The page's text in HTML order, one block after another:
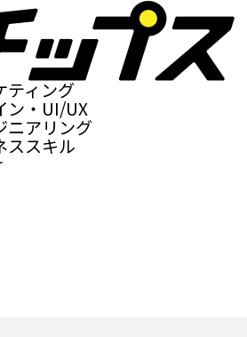
ティング
ン・UI/UX
ニアリング
ススキル